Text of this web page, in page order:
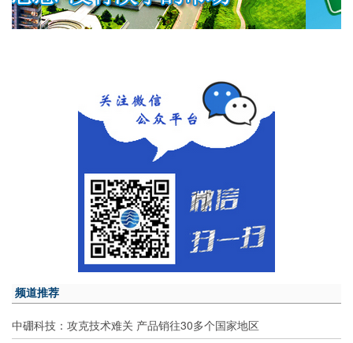
频道推荐
中硼科技：攻克技术难关 产品销往30多个国家地区